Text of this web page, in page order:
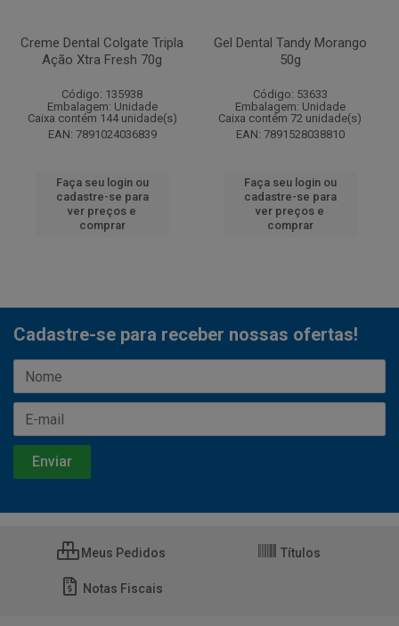
Creme Dental Colgate Tripla
Ação Xtra Fresh 70g
Código: 135938
Embalagem: Unidade
Caixa contém 144 unidade(s)
EAN: 7891024036839
Faça seu login ou
cadastre-se para
ver preços e
comprar
Gel Dental Tandy Morango
50g
Código: 53633
Embalagem: Unidade
Caixa contém 72 unidade(s)
EAN: 7891528038810
Faça seu login ou
cadastre-se para
ver preços e
comprar
Cadastre-se para receber nossas ofertas!
Meus Pedidos Títulos
Notas Fiscais